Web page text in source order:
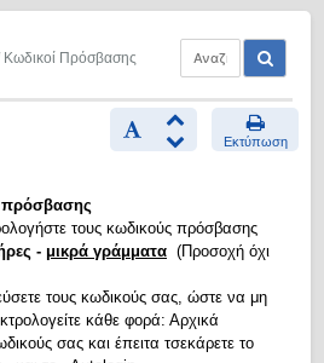
Κωδικοί Πρόσβασης
Εκτύπωση
πρόσβασης
τους κωδικούς πρόσβασης
- μικρά γράμματα (Προσοχή όχι
τους κωδικούς σας, ώστε να μη
κάθε φορά: Αρχικά
σας και έπειτα τσεκάρετε το